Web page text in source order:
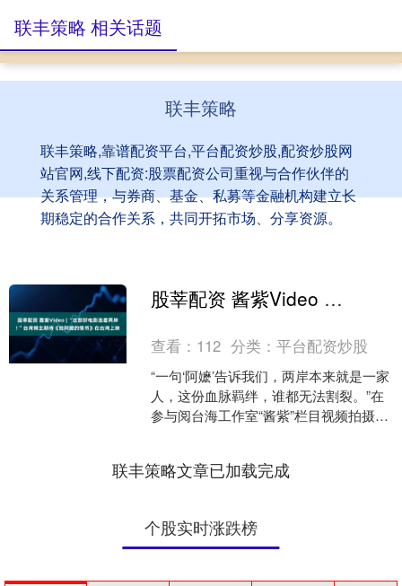
联丰策略
联丰策略,靠谱配资平台,平台配资炒股,配资炒股网
站官网,线下配资:股票配资公司重视与合作伙伴的
关系管理，与券商、基金、私募等金融机构建立长
期稳定的合作关系，共同开拓市场、分享资源。
联丰策略 相关话题
股莘配资 酱紫Video | “这部好电影连着两岸! ”台湾博主期待《给阿嬷的情书》在台湾上映
查看： 112 分类：平台配资炒股
“一句‘阿嬷’告诉我们，两岸本来就是一家
人，这份血脉羁绊，谁都无法割裂。”在
参与阅台海工作室“酱紫”栏目视频拍摄
联丰策略文章已加载完成
个股实时涨跌榜